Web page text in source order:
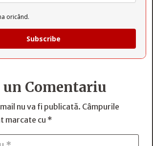
oricând.
Subscribe
Comentariu
nu va fi publicată. Câmpurile
marcate cu *